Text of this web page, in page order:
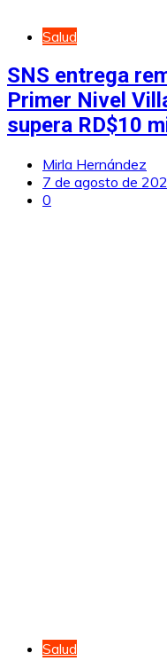
Salud
SNS entrega
Primer Nivel
supera RD$10
Mirla Hernández
7 de agosto de
0
Salud